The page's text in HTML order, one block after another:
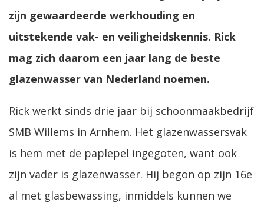
zijn gewaardeerde werkhouding en
uitstekende vak- en veiligheidskennis. Rick
mag zich daarom een jaar lang de beste
glazenwasser van Nederland noemen.
Rick werkt sinds drie jaar bij schoonmaakbedrijf
SMB Willems in Arnhem. Het glazenwassersvak
is hem met de paplepel ingegoten, want ook
zijn vader is glazenwasser. Hij begon op zijn 16e
al met glasbewassing, inmiddels kunnen we